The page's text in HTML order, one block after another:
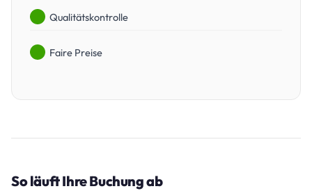
Qualitätskontrolle
Faire Preise
So läuft Ihre Buchung ab